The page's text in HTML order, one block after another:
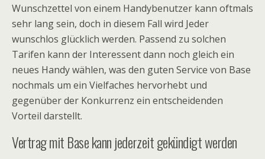
Wunschzettel von einem Handybenutzer kann oftmals
sehr lang sein, doch in diesem Fall wird Jeder
wunschlos glücklich werden. Passend zu solchen
Tarifen kann der Interessent dann noch gleich ein
neues Handy wählen, was den guten Service von Base
nochmals um ein Vielfaches hervorhebt und
gegenüber der Konkurrenz ein entscheidenden
Vorteil darstellt.
Vertrag mit Base kann jederzeit gekündigt werden